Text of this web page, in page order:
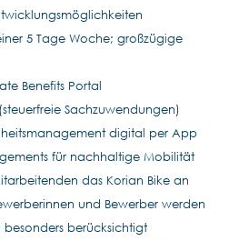
5 Tage Woche; großzügige
Benefits Portal
Sachzuwendungen)
digital per App
für nachhaltige Mobilität
das Korian Bike an
und Bewerber werden
berücksichtigt